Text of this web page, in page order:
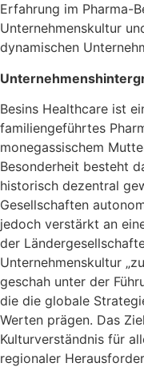
Erfahrung im Pharma-
Unternehmenskultur
dynamischen
Besins Healthcare ist
familiengeführtes
monegassischem
Besonderheit besteht
historisch dezentral
Gesellschaften
jedoch verstärkt an
der
Unternehmenskultur
geschah unter der
die die globale
Werten prägen. Das
Kulturverständnis für
regionaler